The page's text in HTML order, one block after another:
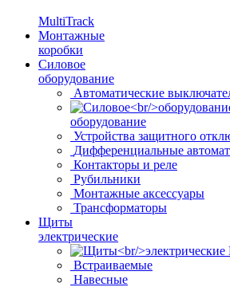
MultiTrack
Монтажные
коробки
Силовое
оборудование
Автоматические
оборудование
Устройства защитного
Дифференциальные
Контакторы и реле
Рубильники
Монтажные аксессуары
Трансформаторы
Щиты
электрические
Встраиваемые
Навесные